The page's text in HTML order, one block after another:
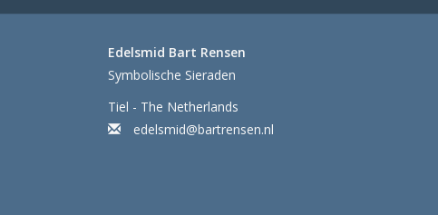
Edelsmid Bart Rensen
Symbolische Sieraden
Tiel - The Netherlands
edelsmid@bartrensen.nl